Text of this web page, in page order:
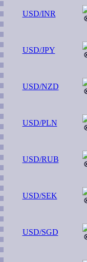
USD/INR
USD/JPY
USD/NZD
USD/PLN
USD/RUB
USD/SEK
USD/SGD